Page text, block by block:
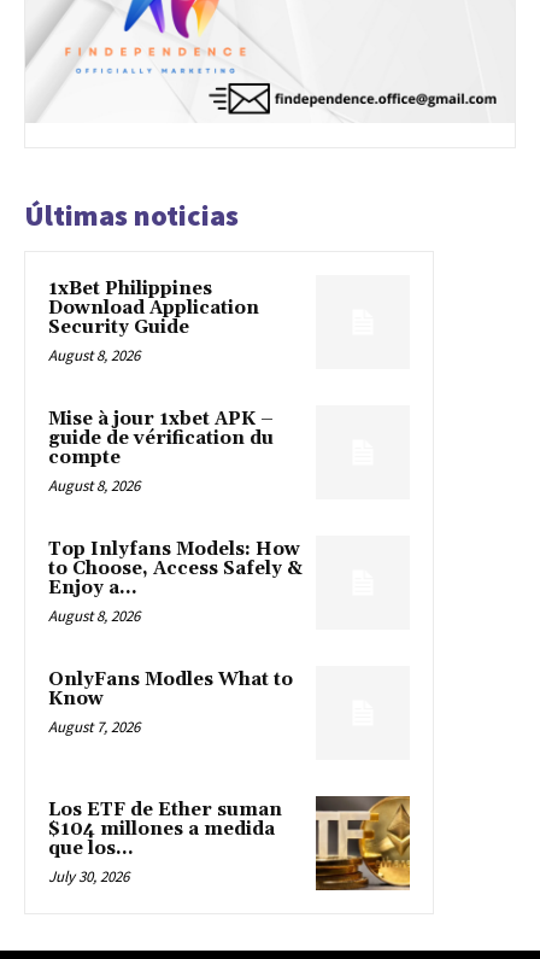
Últimas noticias
1xBet Philippines
Download Application
Security Guide
August 8, 2026
Mise à jour 1xbet APK –
guide de vérification du
compte
August 8, 2026
Top Inlyfans Models: How
to Choose, Access Safely &
Enjoy a...
August 8, 2026
OnlyFans Modles What to
Know
August 7, 2026
Los ETF de Ether suman
$104 millones a medida
que los...
July 30, 2026